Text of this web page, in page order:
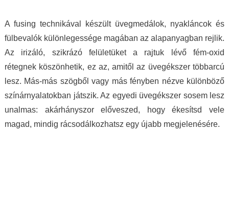
A fusing technikával készült üvegmedálok, nyakláncok és
fülbevalók különlegessége magában az alapanyagban rejlik.
Az irizáló, szikrázó felületüket a rajtuk lévő fém-oxid
rétegnek köszönhetik, ez az, amitől az üvegékszer többarcú
lesz. Más-más szögből vagy más fényben nézve különböző
színárnyalatokban játszik. Az egyedi üvegékszer sosem lesz
unalmas: akárhányszor előveszed, hogy ékesítsd vele
magad, mindig rácsodálkozhatsz egy újabb megjelenésére.